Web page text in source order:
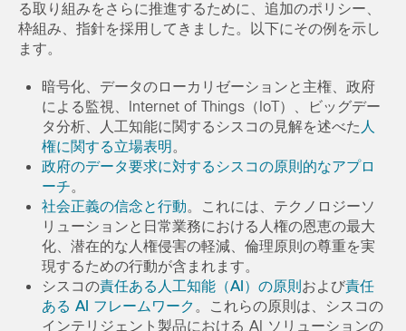
る取り組みをさらに推進するために、追加のポリシー、
枠組み、指針を採用してきました。以下にその例を示し
ます。
暗号化、データのローカリゼーションと主権、政府
による監視、Internet of Things（IoT）、ビッグデー
タ分析、人工知能に関するシスコの見解を述べた人
権に関する立場表明。
政府のデータ要求に対するシスコの原則的なアプロ
ーチ。
社会正義の信念と行動。これには、テクノロジーソ
リューションと日常業務における人権の恩恵の最大
化、潜在的な人権侵害の軽減、倫理原則の尊重を実
現するための行動が含まれます。
シスコの責任ある人工知能（AI）の原則および責任
ある AI フレームワーク。これらの原則は、シスコの
インテリジェント製品における AI ソリューションの